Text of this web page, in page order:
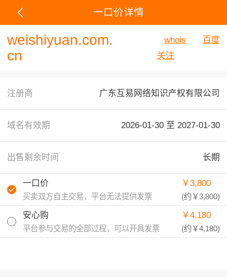
一口价详情
weishiyuan.com.
cn
whois
百度
关注
注册商 广东互易网络知识产权有限公司
域名有效期 2026-01-30 至 2027-01-30
出售剩余时间 长期
一口价
买卖双方自主交易，平台无法提供发票
￥3,800
(约￥3,800)
安心购
平台参与交易的全部过程，可以开具发票
￥4,180
(约￥4,180)